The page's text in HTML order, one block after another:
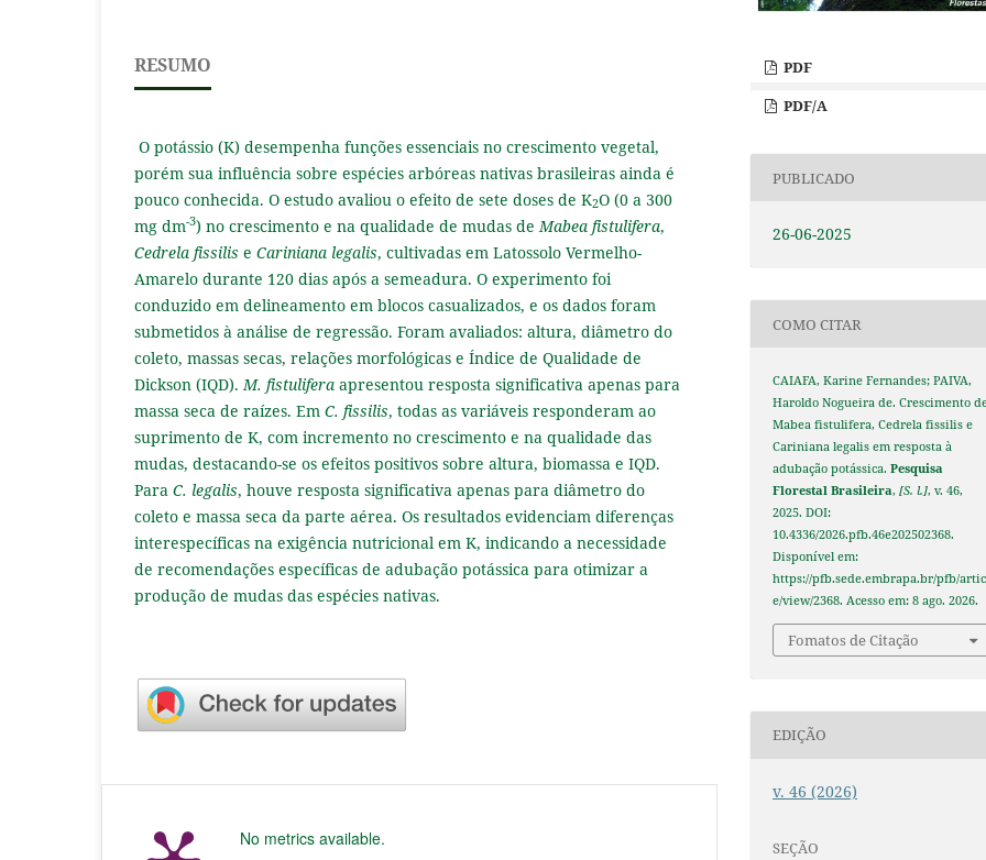
RESUMO
O potássio (K) desempenha funções essenciais no crescimento vegetal,
porém sua influência sobre espécies arbóreas nativas brasileiras ainda é
pouco conhecida. O estudo avaliou o efeito de sete doses de K2O (0 a 300
mg dm-3) no crescimento e na qualidade de mudas de Mabea fistulifera,
Cedrela fissilis e Cariniana legalis, cultivadas em Latossolo Vermelho-
Amarelo durante 120 dias após a semeadura. O experimento foi
conduzido em delineamento em blocos casualizados, e os dados foram
submetidos à análise de regressão. Foram avaliados: altura, diâmetro do
coleto, massas secas, relações morfológicas e Índice de Qualidade de
Dickson (IQD). M. fistulifera apresentou resposta significativa apenas para
massa seca de raízes. Em C. fissilis, todas as variáveis responderam ao
suprimento de K, com incremento no crescimento e na qualidade das
mudas, destacando-se os efeitos positivos sobre altura, biomassa e IQD.
Para C. legalis, houve resposta significativa apenas para diâmetro do
coleto e massa seca da parte aérea. Os resultados evidenciam diferenças
interespecíficas na exigência nutricional em K, indicando a necessidade
de recomendações específicas de adubação potássica para otimizar a
produção de mudas das espécies nativas.
No metrics available.
PDF
PDF/A
PUBLICADO
26-06-2025
COMO CITAR
CAIAFA, Karine Fernandes; PAIVA,
Haroldo Nogueira de. Crescimento
Mabea fistulifera, Cedrela fissilis e
Cariniana legalis em resposta à
adubação potássica.Pesquisa
Florestal Brasileira,[S. l.], v. 46,
2025. DOI:
10.4336/2026.pfb.46e202502368.
Disponível em:
https://pfb.sede.embrapa.br/pfb/
e/view/2368. Acesso em: 8 ago. 2026.
Fomatos de Citação
EDIÇÃO
v. 46 (2026)
SEÇÃO